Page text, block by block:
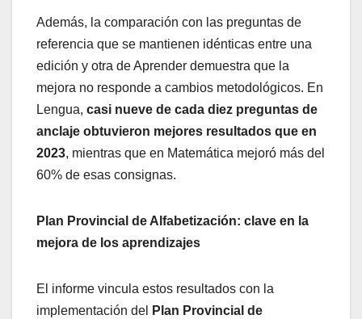
Además, la comparación con las preguntas de
referencia que se mantienen idénticas entre una
edición y otra de Aprender demuestra que la
mejora no responde a cambios metodológicos. En
Lengua, casi nueve de cada diez preguntas de
anclaje obtuvieron mejores resultados que en
2023, mientras que en Matemática mejoró más del
60% de esas consignas.
Plan Provincial de Alfabetización: clave en la
mejora de los aprendizajes
El informe vincula estos resultados con la
implementación del
Plan Provincial de